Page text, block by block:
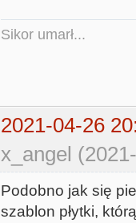
Sikor umarł...
2021-04-26
x_angel
Podobno jak się
szablon płytki,